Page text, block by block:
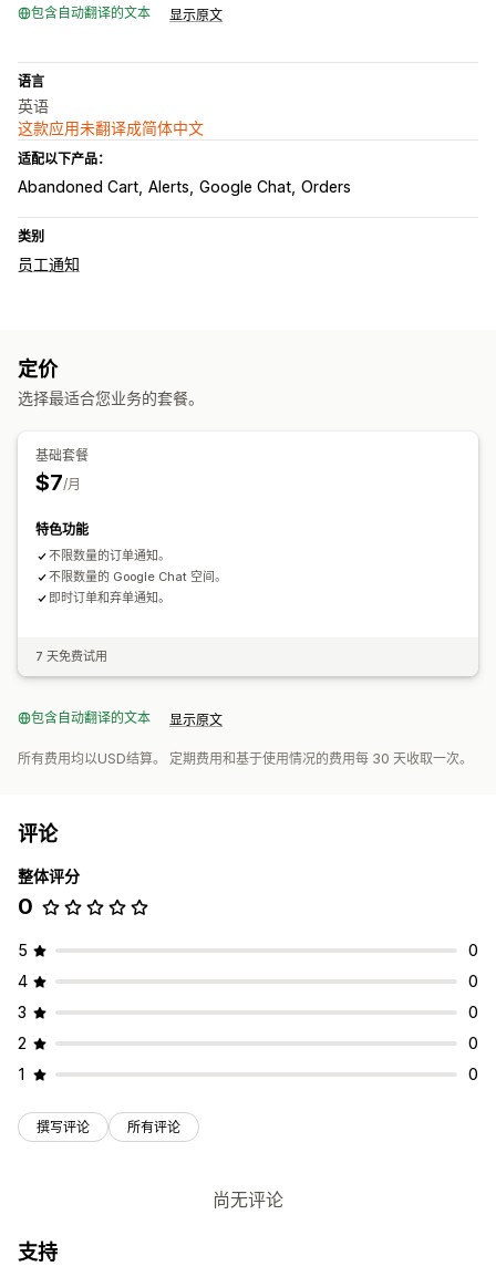
包含自动翻译的文本 显示原文
语言
英语
这款应用未翻译成简体中文
适配以下产品：
Abandoned Cart Alerts Google Chat Orders
类别
员工通知
定价
选择最适合您业务的套餐。
基础套餐
$7/月
特色功能
不限数量的订单通知。
不限数量的 Google Chat 空间。
即时订单和弃单通知。
7 天免费试用
包含自动翻译的文本 显示原文
所有费用均以USD结算。 定期费用和基于使用情况的费用每 30 天收取一次。
评论
整体评分
0
5
0
4
0
3
0
2
0
1
0
撰写评论 所有评论
尚无评论
支持